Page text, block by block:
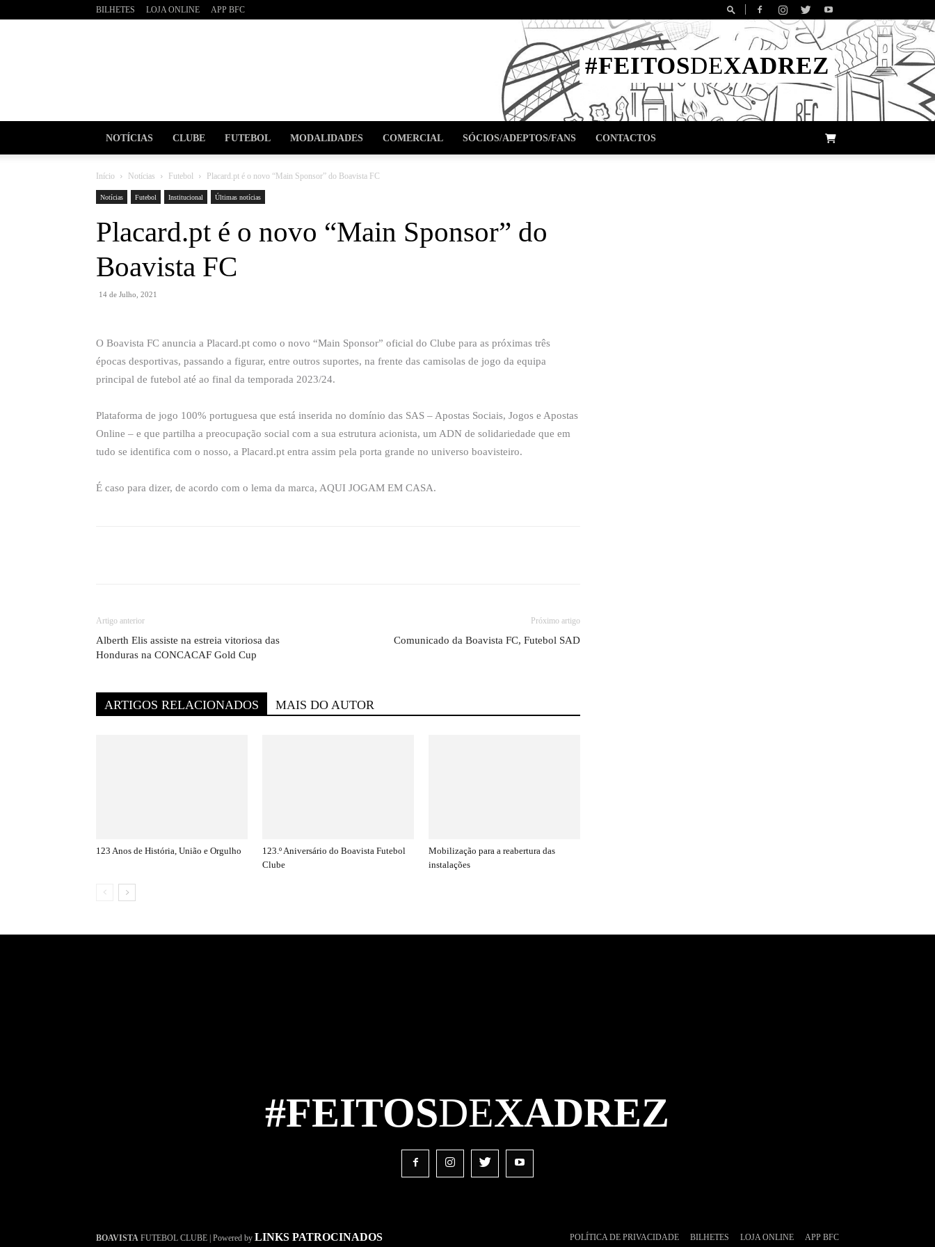
BILHETES LOJA ONLINE APP BFC
#FEITOSDEXADREZ
NOTÍCIAS CLUBE FUTEBOL MODALIDADES COMERCIAL SÓCIOS/ADEPTOS/FANS CONTACTOS
Início Notícias Futebol Placard.pt é o novo “Main Sponsor” do Boavista FC
Notícias Futebol Institucional Últimas notícias
Placard.pt é o novo “Main Sponsor” do
Boavista FC
14 de Julho, 2021
O Boavista FC anuncia a Placard.pt como o novo “Main Sponsor” oficial do Clube para as próximas três
épocas desportivas, passando a figurar, entre outros suportes, na frente das camisolas de jogo da equipa
principal de futebol até ao final da temporada 2023/24.
Plataforma de jogo 100% portuguesa que está inserida no domínio das SAS – Apostas Sociais, Jogos e Apostas
Online – e que partilha a preocupação social com a sua estrutura acionista, um ADN de solidariedade que em
tudo se identifica com o nosso, a Placard.pt entra assim pela porta grande no universo boavisteiro.
É caso para dizer, de acordo com o lema da marca, AQUI JOGAM EM CASA.
Artigo anterior
Alberth Elis assiste na estreia vitoriosa das
Honduras na CONCACAF Gold Cup
Próximo artigo
Comunicado da Boavista FC, Futebol SAD
ARTIGOS RELACIONADOS MAIS DO AUTOR
123 Anos de História, União e Orgulho
123.º Aniversário do Boavista Futebol
Clube
Mobilização para a reabertura das
instalações
#FEITOSDEXADREZ
POLÍTICA DE PRIVACIDADE BILHETES LOJA ONLINE APP BFC
BOAVISTA FUTEBOL CLUBE | Powered by LINKS PATROCINADOS